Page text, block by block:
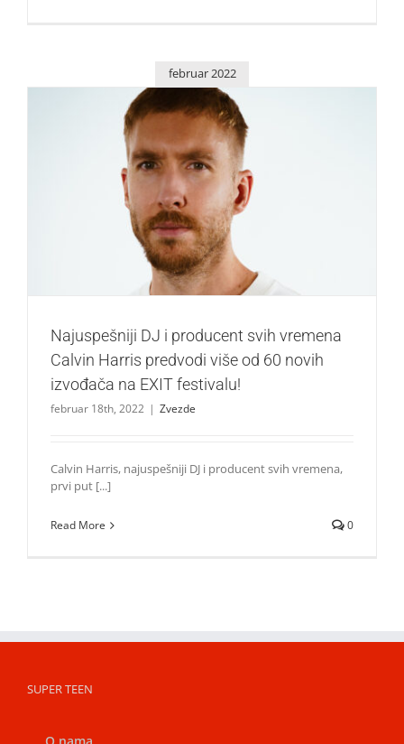
februar 2022
Najuspešniji DJ i producent svih vremena Calvin Harris
predvodi više od 60 novih izvođača na EXIT festivalu!
Zvezde
Najuspešniji DJ i producent svih vremena
Calvin Harris predvodi više od 60 novih
izvođača na EXIT festivalu!
februar 18th, 2022 | Zvezde
Calvin Harris, najuspešniji DJ i producent svih vremena,
prvi put [...]
Read More 0
SUPER TEEN